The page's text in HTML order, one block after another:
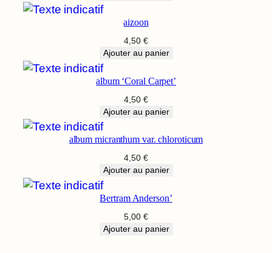
aizoon
4,50 €
Ajouter au panier
album ‘Coral Carpet’
4,50 €
Ajouter au panier
album micranthum var. chloroticum
4,50 €
Ajouter au panier
Bertram Anderson’
5,00 €
Ajouter au panier